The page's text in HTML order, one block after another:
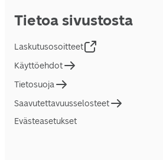
Tietoa sivustosta
Laskutusosoitteet
Käyttöehdot
Tietosuoja
Saavutettavuusselosteet
Evästeasetukset